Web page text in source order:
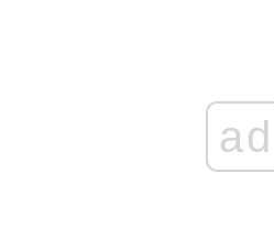
ad